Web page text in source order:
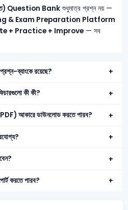
Question Bankশুধুমাত্র প্রশ্ন নয় —
& Exam Preparation Platform
+ Practice + Improve— সব
এই প্রশ্ন-ব্যাংকে রয়েছে?
কী কী?
আকারে ডাউনলোড করতে পারব?
করতে পারব?